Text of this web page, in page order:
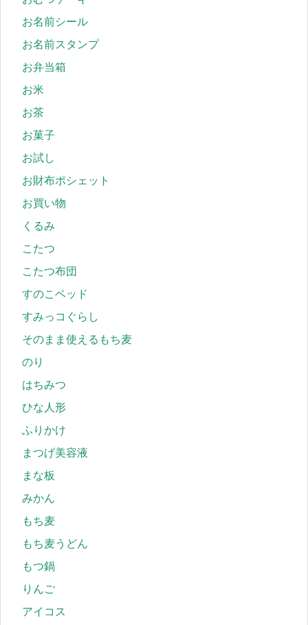
お名前シール
お名前スタンプ
お弁当箱
お米
お茶
お菓子
お試し
お財布ポシェット
お買い物
くるみ
こたつ
こたつ布団
すのこベッド
すみっコぐらし
そのまま使えるもち麦
のり
はちみつ
ひな人形
ふりかけ
まつげ美容液
まな板
みかん
もち麦
もち麦うどん
もつ鍋
りんご
アイコス